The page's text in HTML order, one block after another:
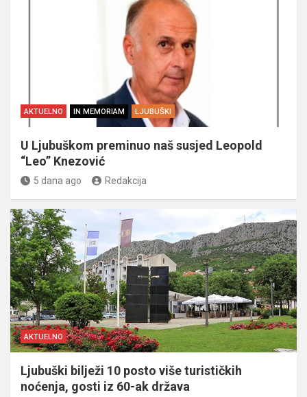
AKTUELNO IN MEMORIAM LJUBUŠKI
U Ljubuškom preminuo naš susjed Leopold
“Leo” Knezović
5 dana ago Redakcija
AKTUELNO
Ljubuški bilježi 10 posto više turističkih
noćenja, gosti iz 60-ak država